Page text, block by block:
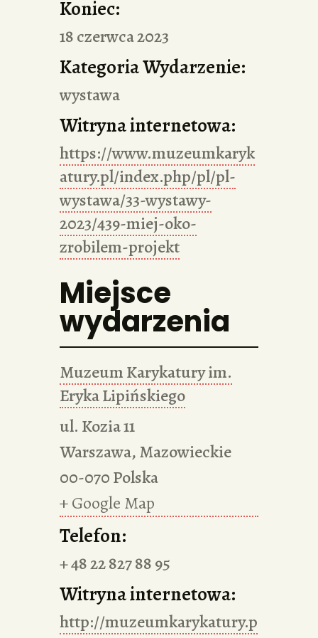
Koniec:
18 czerwca 2023
Kategoria Wydarzenie:
wystawa
Witryna internetowa:
https://www.muzeumkaryk
atury.pl/index.php/pl/pl-
wystawa/33-wystawy-
2023/439-miej-oko-
zrobilem-projekt
Miejsce
wydarzenia
Muzeum Karykatury im.
Eryka Lipińskiego
ul. Kozia 11
Warszawa,Mazowieckie
00-070Polska
+ Google Map
Telefon:
+ 48 22 827 88 95
Witryna internetowa:
http://muzeumkarykatury.p